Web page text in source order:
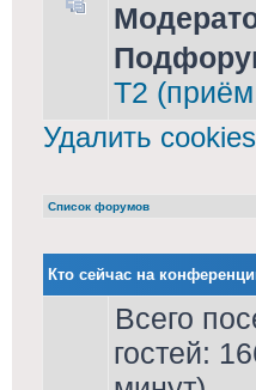
T2
Удалить
Список форумов
Кто сейчас на
Всего
гостей: